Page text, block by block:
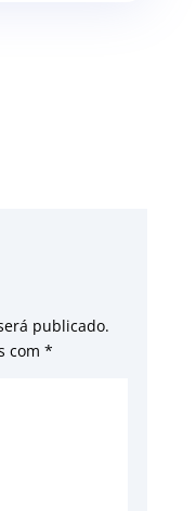
publicado.
com *